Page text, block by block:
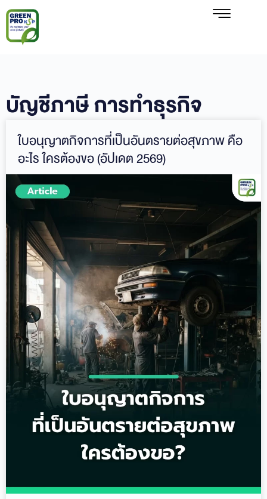
บัญชีภาษี การทำธุรกิจ
ใบอนุญาตกิจการที่เป็นอันตรายต่อสุขภาพ คือ
อะไร ใครต้องขอ (อัปเดต 2569)